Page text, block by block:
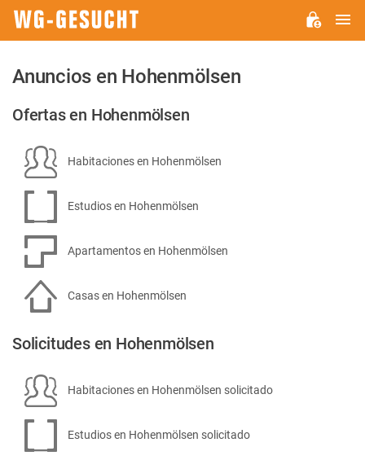
Anuncios en Hohenmölsen
Ofertas en Hohenmölsen
Habitaciones en Hohenmölsen
Estudios en Hohenmölsen
Apartamentos en Hohenmölsen
Casas en Hohenmölsen
Solicitudes en Hohenmölsen
Habitaciones en Hohenmölsen solicitado
Estudios en Hohenmölsen solicitado